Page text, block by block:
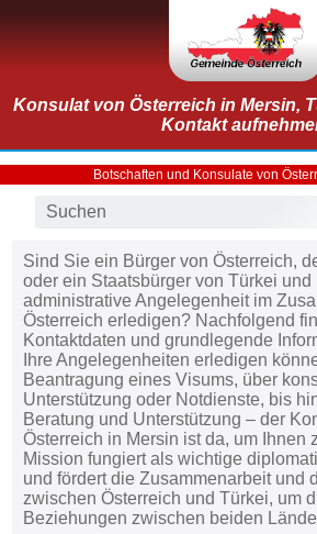
Konsulat von Österreich in Mersin,
Kontakt
Botschaften und Konsulate von
Sind Sie ein Bürger von Österreich,
oder ein Staatsbürger von Türkei und
administrative Angelegenheit im
Österreich erledigen? Nachfolgend
Kontaktdaten und grundlegende
Ihre Angelegenheiten erledigen
Beantragung eines Visums, über
Unterstützung oder Notdienste, bis
Beratung und Unterstützung – der
Österreich in Mersin ist da, um Ihnen
Mission fungiert als wichtige
und fördert die Zusammenarbeit und
zwischen Österreich und Türkei, um
Beziehungen zwischen beiden